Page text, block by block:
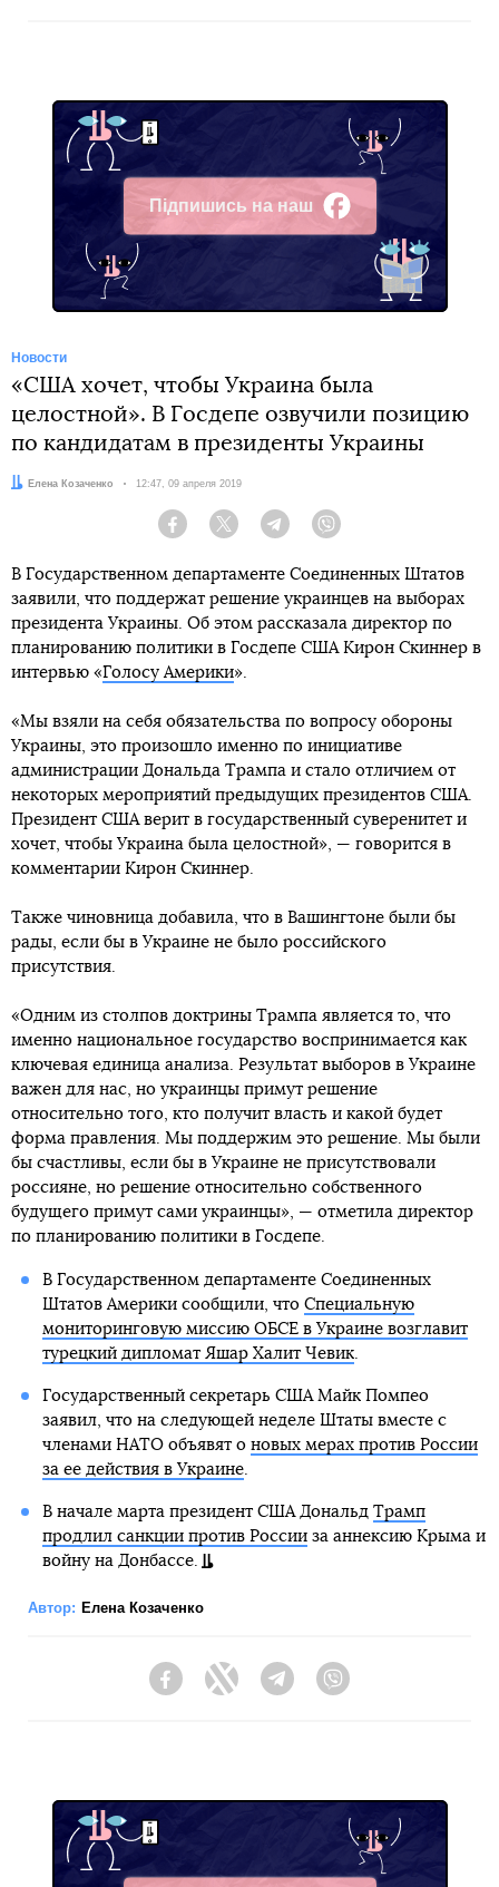
Підпишись на наш
Facebook
Новости
«США хочет, чтобы Украина была
целостной». В Госдепе озвучили позицию
по кандидатам в президенты Украины
Автор:Елена Козаченко Дата:
12:47, 09 апреля 2019
Facebook Twitter Telegram
В Государственном департаменте Соединенных Штатов
заявили, что поддержат решение украинцев на выборах
президента Украины. Об этом рассказала директор по
планированию политики в Госдепе США Кирон Скиннер в
интервью «Голосу Америки».
«Мы взяли на себя обязательства по вопросу обороны
Украины, это произошло именно по инициативе
администрации Дональда Трампа и стало отличием от
некоторых мероприятий предыдущих президентов США.
Президент США верит в государственный суверенитет и
хочет, чтобы Украина была целостной», — говорится в
комментарии Кирон Скиннер.
Также чиновница добавила, что в Вашингтоне были бы
рады, если бы в Украине не было российского
присутствия.
«Одним из столпов доктрины Трампа является то, что
именно национальное государство воспринимается как
ключевая единица анализа. Результат выборов в Украине
важен для нас, но украинцы примут решение
относительно того, кто получит власть и какой будет
форма правления. Мы поддержим это решение. Мы были
бы счастливы, если бы в Украине не присутствовали
россияне, но решение относительно собственного
будущего примут сами украинцы», — отметила директор
по планированию политики в Госдепе.
В Государственном департаменте Соединенных
Штатов Америки сообщили, что Специальную
мониторинговую миссию ОБСЕ в Украине возглавит
турецкий дипломат Яшар Халит Чевик.
Государственный секретарь США Майк Помпео
заявил, что на следующей неделе Штаты вместе с
членами НАТО объявят о новых мерах против России
за ее действия в Украине.
В начале марта президент США Дональд Трамп
продлил санкции против Россииза аннексию Крыма и
войну на Донбассе.
Автор: Елена Козаченко
FacebookTwitter Telegram